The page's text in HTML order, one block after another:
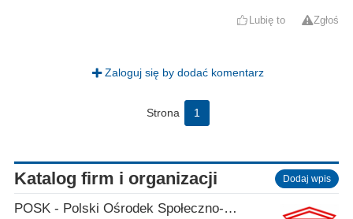
Lubię to Zgłoś
Zaloguj się by dodać komentarz
Strona 1
Katalog firm i organizacji Dodaj wpis
POSK - Polski Ośrodek Społeczno-Kulturalny